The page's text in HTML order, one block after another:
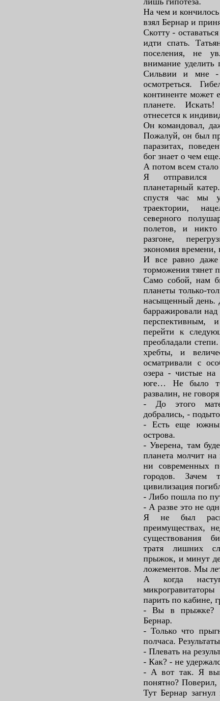
На чем и
взял Бернар и
Скотту -
идти спать.
поселения, не
внимание уделить
Сильвии и мне -
осмотреться.
континенте может
планете.
отнесется к
Он командовал,
Пожалуй, он был
паразитах,
бог знает о чем
А потом всем
Я отправился
планетарный
спустя час мы
траектории,
северного
полетов, и
разгоне,
экономия времени,
И все равно даже
торможения тянет
Само собой, нам
планеты только-
насыщенный день.
барражировали
перспективным,
перейти к
преобладали
хребты, и
осматривали с
озера - чистые на
юге… Не было
развалин, не
- До этого
добрались, -
- Есть еще
острова.
- Уверена, там
планета молчит
ни современных
городов. Зачем
цивилизация
- Либо пошла по
- А разве это не
Я не был
преимуществах,
существования
тратя лишних
прыжок, и минут
ложементов. Мы
А когда
парить по кабине,
- Вы в прыжке? -
Бернар.
- Только что
полчаса.
- Плевать на
- Как? - не
- А вот так. Я
понятно?
Тут Бернар